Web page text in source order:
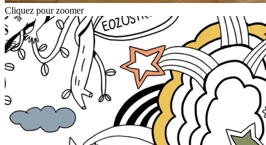
Cliquez pour zoomer